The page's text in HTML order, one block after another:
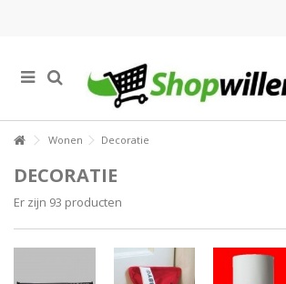
Wonen Decoratie
DECORATIE
Er zijn 93 producten